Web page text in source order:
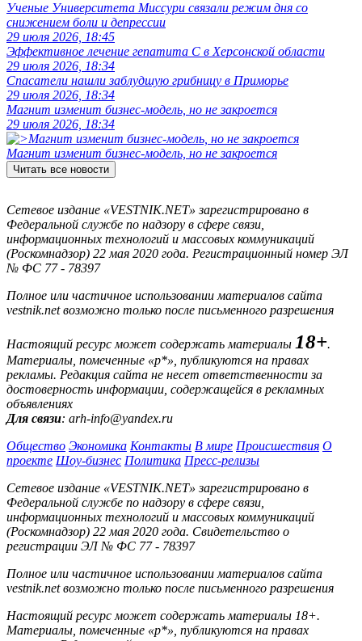
Ученые Университета Миссури связали режим дня со
снижением боли и депрессии
29 июля 2026, 18:45
Эффективное лечение гепатита C в Херсонской области
29 июля 2026, 18:34
Спасатели нашли заблудшую грибницу в Приморье
29 июля 2026, 18:34
Магнит изменит бизнес-модель, но не закроется
29 июля 2026, 18:34
Магнит изменит бизнес-модель, но не закроется
Читать все новости
Сетевое издание «VESTNIK.NET» зарегистрировано в
Федеральной службе по надзору в сфере связи,
информационных технологий и массовых коммуникаций
(Роскомнадзор) 22 мая 2020 года. Регистрационный номер ЭЛ
№ ФС 77 - 78397
Полное или частичное использовании материалов сайта
vestnik.net возможно только после письменного разрешения
Настоящий ресурс может содержать материалы 18+.
Материалы, помеченные «р*», публикуются на правах
рекламы. Редакция сайта не несет ответственности за
достоверность информации, содержащейся в рекламных
объявлениях
Для связи: arh-info@yandex.ru
Общество Экономика Контакты В мире Происшествия О
проекте Шоу-бизнес Политика Пресс-релизы
Сетевое издание «VESTNIK.NET» зарегистрировано в
Федеральной службе по надзору в сфере связи,
информационных технологий и массовых коммуникаций
(Роскомнадзор) 22 мая 2020 года. Свидетельство о
регистрации ЭЛ № ФС 77 - 78397
Полное или частичное использовании материалов сайта
vestnik.net возможно только после письменного разрешения
Настоящий ресурс может содержать материалы 18+.
Материалы, помеченные «р*», публикуются на правах